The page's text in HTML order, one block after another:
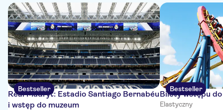
Bestseller
Real Madryt: Estadio Santiago Bernabéu
i wstęp do muzeum
Bestseller
Bilety wstępu
Elastyczny